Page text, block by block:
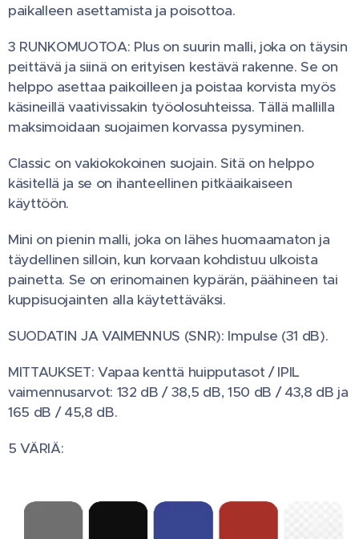
paikalleen asettamista ja poisottoa.
3 RUNKOMUOTOA: Plus on suurin malli, joka on täysin
peittävä ja siinä on erityisen kestävä rakenne. Se on
helppo asettaa paikoilleen ja poistaa korvista myös
käsineillä vaativissakin työolosuhteissa. Tällä mallilla
maksimoidaan suojaimen korvassa pysyminen.
Classic on vakiokokoinen suojain. Sitä on helppo
käsitellä ja se on ihanteellinen pitkäaikaiseen
käyttöön.
Mini on pienin malli, joka on lähes huomaamaton ja
täydellinen silloin, kun korvaan kohdistuu ulkoista
painetta. Se on erinomainen kypärän, päähineen tai
kuppisuojainten alla käytettäväksi.
SUODATIN JA VAIMENNUS (SNR): Impulse (31 dB).
MITTAUKSET: Vapaa kenttä huipputasot / IPIL
vaimennusarvot: 132 dB / 38,5 dB, 150 dB / 43,8 dB ja
165 dB / 45,8 dB.
5 VÄRIÄ: